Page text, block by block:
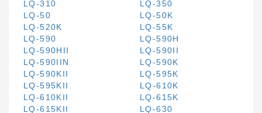
LQ-310
LQ-350
LQ-50
LQ-50K
LQ-520K
LQ-55K
LQ-590
LQ-590H
LQ-590HII
LQ-590II
LQ-590IIN
LQ-590K
LQ-590KII
LQ-595K
LQ-595KII
LQ-610K
LQ-610KII
LQ-615K
LQ-615KII
LQ-630